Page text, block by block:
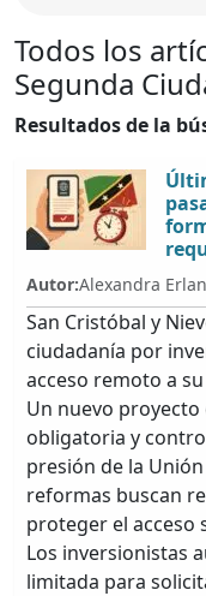
Todos los
Segunda
Resultados de la
Autor:Alexandra
San Cristóbal y
ciudadanía por
acceso remoto a
Un nuevo
obligatoria y
presión de la
reformas buscan
proteger el acceso
Los inversionistas
limitada para